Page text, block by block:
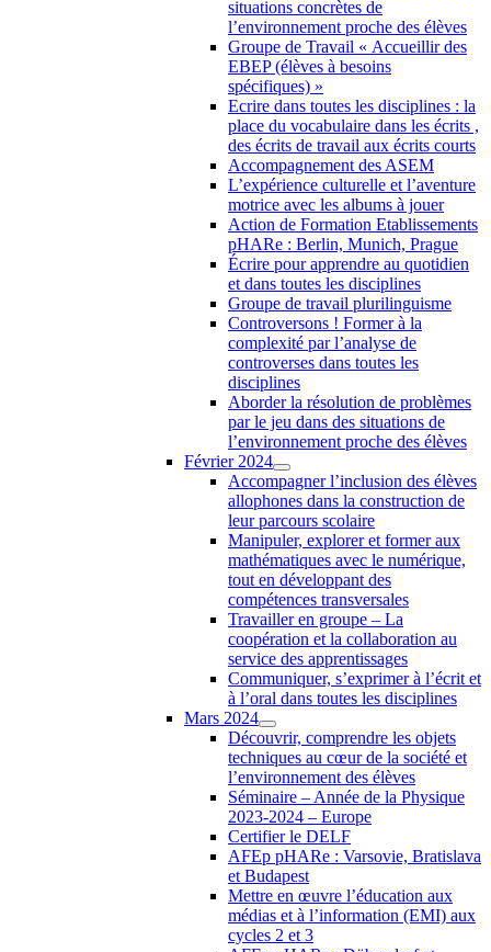
situations concrètes de
l’environnement proche des élèves
Groupe de Travail « Accueillir des
EBEP (élèves à besoins
spécifiques) »
Ecrire dans toutes les disciplines : la
place du vocabulaire dans les écrits ,
des écrits de travail aux écrits courts
Accompagnement des ASEM
L’expérience culturelle et l’aventure
motrice avec les albums à jouer
Action de Formation Etablissements
pHARe : Berlin, Munich, Prague
Écrire pour apprendre au quotidien
et dans toutes les disciplines
Groupe de travail plurilinguisme
Controversons ! Former à la
complexité par l’analyse de
controverses dans toutes les
disciplines
Aborder la résolution de problèmes
par le jeu dans des situations de
l’environnement proche des élèves
Février 2024
Accompagner l’inclusion des élèves
allophones dans la construction de
leur parcours scolaire
Manipuler, explorer et former aux
mathématiques avec le numérique,
tout en développant des
compétences transversales
Travailler en groupe – La
coopération et la collaboration au
service des apprentissages
Communiquer, s’exprimer à l’écrit et
à l’oral dans toutes les disciplines
Mars 2024
Découvrir, comprendre les objets
techniques au cœur de la société et
l’environnement des élèves
Séminaire – Année de la Physique
2023-2024 – Europe
Certifier le DELF
AFEp pHARe : Varsovie, Bratislava
et Budapest
Mettre en œuvre l’éducation aux
médias et à l’information (EMI) aux
cycles 2 et 3